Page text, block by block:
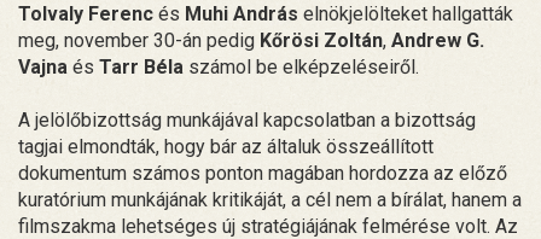
Tolvaly Ferenc és Muhi András elnökjelölteket hallgatták
meg, november 30-án pedig Kőrösi Zoltán, Andrew G.
Vajna és Tarr Béla számol be elképzeléseiről.
A jelölőbizottság munkájával kapcsolatban a bizottság
tagjai elmondták, hogy bár az általuk összeállított
dokumentum számos ponton magában hordozza az előző
kuratórium munkájának kritikáját, a cél nem a bírálat, hanem a
filmszakma lehetséges új stratégiájának felmérése volt. Az